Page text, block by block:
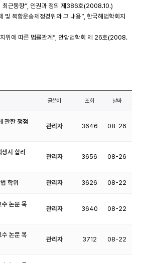
최근동향”, 인권과 정의 제386호(2008.10.)
복합운송제정경위와 그 내용”, 한국해법학회지
위에 따른 법률관계”, 안암법학회 제 26호(2008.
글쓴이 조회 날짜
관한 쟁점
관리자 3646 08-26
시 합리
관리자 3656 08-26
학위 관리자 3626 08-22
논문 목
관리자 3640 08-22
논문 목
관리자 3712 08-22